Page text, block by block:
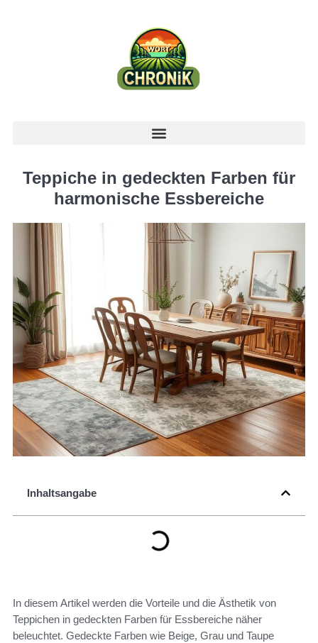
Teppiche in gedeckten Farben für
harmonische Essbereiche
Inhaltsangabe
In diesem Artikel werden die Vorteile und die Ästhetik von
Teppichen in gedeckten Farben für Essbereiche näher
beleuchtet. Gedeckte Farben wie Beige, Grau und Taupe